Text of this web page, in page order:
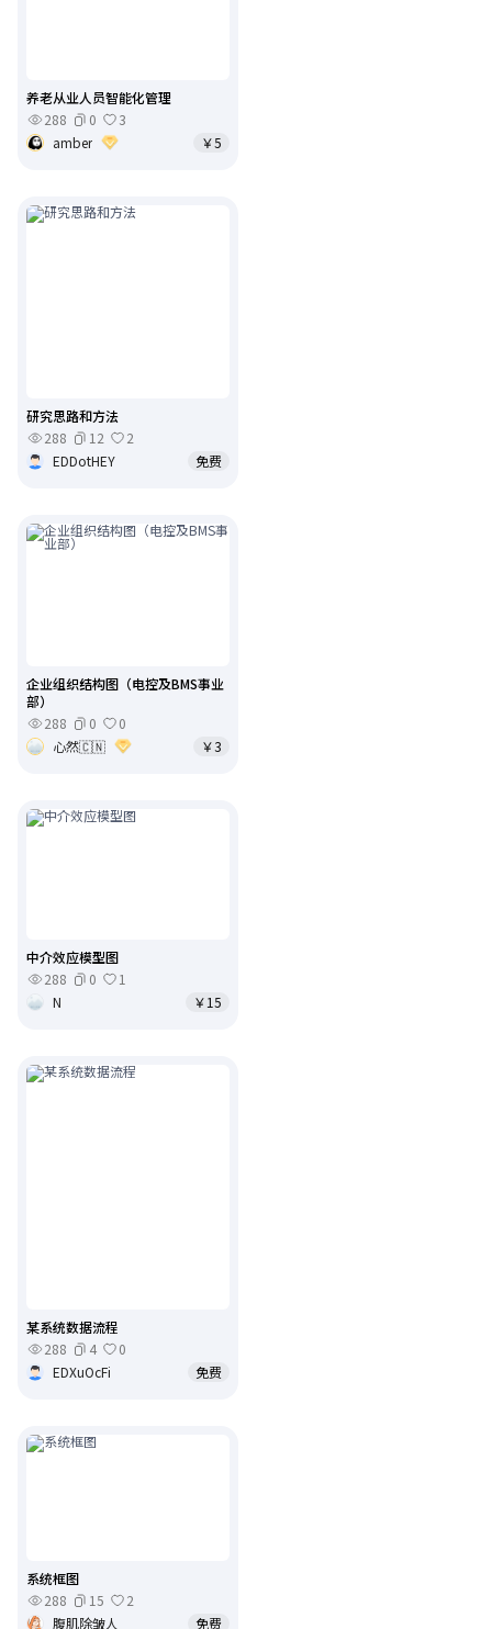
养老从业人员智能化管理
288
0
3
amber
￥5
研究思路和方法
288
12
2
EDDotHEY
免费
企业组织结构图（电控及BMS事业
部）
288
0
0
心然🇨🇳
￥3
中介效应模型图
288
0
1
N
￥15
某系统数据流程
288
4
0
EDXuOcFi
免费
系统框图
288
15
2
腹肌除皱人
免费